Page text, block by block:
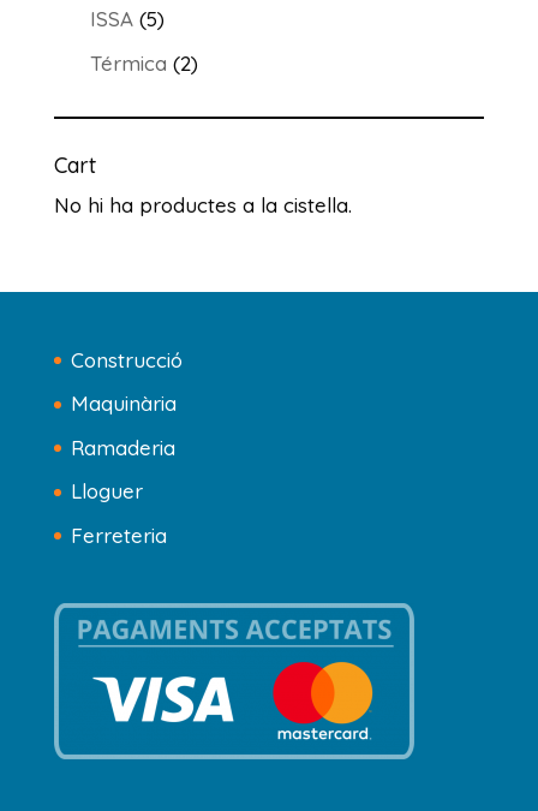
productes
ISSA 55
productes
Térmica 22
Cart
No hi ha productes a la cistella.
Construcció
Maquinària
Ramaderia
Lloguer
Ferreteria